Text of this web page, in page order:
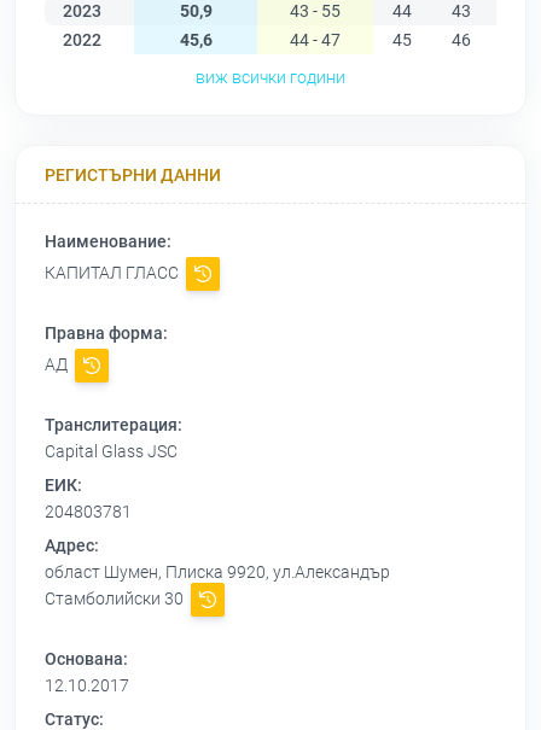
2023
50,9 43 - 55 44 43
2022
45,6 44 - 47 45 46
виж всички години
РЕГИСТЪРНИ ДАННИ
Наименование:
КАПИТАЛ ГЛАСС
Правна форма:
АД
Транслитерация:
Capital Glass JSC
ЕИК:
204803781
Адрес:
област Шумен, Плиска 9920, ул.Александър
Стамболийски 30
Основана:
12.10.2017
Статус: